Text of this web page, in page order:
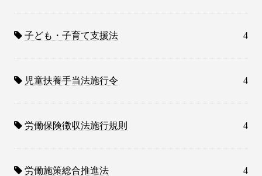
子ども・子育て支援法 4
児童扶養手当法施行令 4
労働保険徴収法施行規則 4
労働施策総合推進法 4